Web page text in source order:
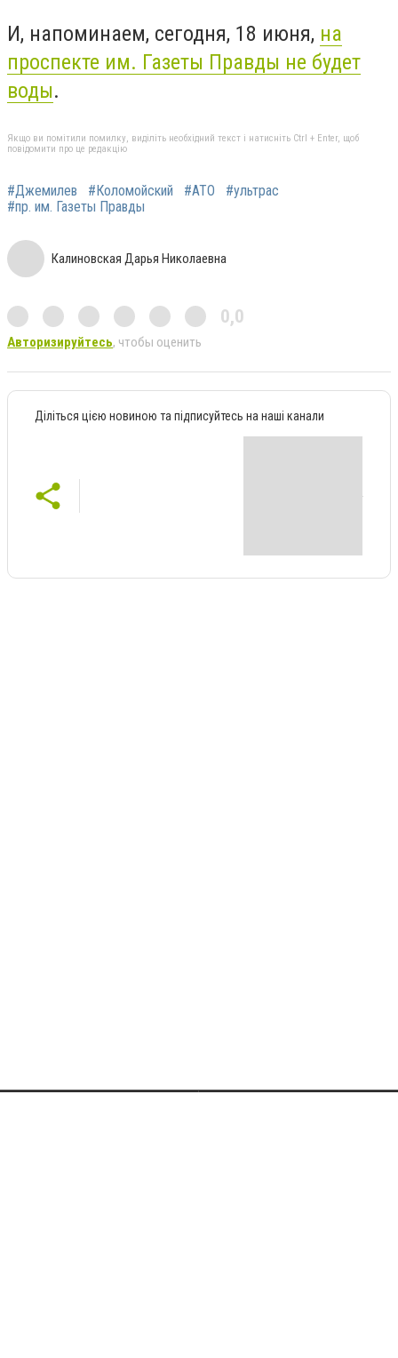
И, напоминаем, сегодня, 18 июня, на
проспекте им. Газеты Правды не будет
воды.
Якщо ви помітили помилку, виділіть необхідний текст і натисніть Ctrl + Enter, щоб
повідомити про це редакцію
#Джемилев #Коломойский #АТО
#ультрас
#пр. им. Газеты Правды
Калиновская Дарья Николаевна
0,0
Авторизируйтесь, чтобы оценить
Діліться цією новиною та підписуйтесь на наші канали